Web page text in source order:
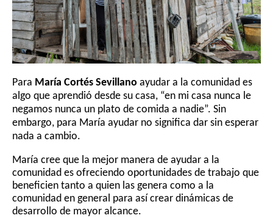
Para María Cortés Sevillano ayudar a la comunidad es
algo que aprendió desde su casa, “en mi casa nunca le
negamos nunca un plato de comida a nadie”. Sin
embargo, para María ayudar no significa dar sin esperar
nada a cambio.
María cree que la mejor manera de ayudar a la
comunidad es ofreciendo oportunidades de trabajo que
beneficien tanto a quien las genera como a la
comunidad en general para así crear dinámicas de
desarrollo de mayor alcance.